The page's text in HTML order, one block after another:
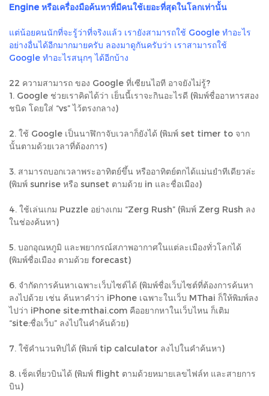
Engine หรือเครื่องมือค้นหาที่มีคนใช้เยอะที่สุดในโลกเท่านั้น
แต่น้อยคนนักที่จะรู้ว่าที่จริงแล้ว เรายังสามารถใช้ Google ทำอะไร
อย่างอื่นได้อีกมากมายครับ ลองมาดูกันครับว่า เราสามารถใช้
Google ทำอะไรสนุกๆ ได้อีกบ้าง
22 ความสามารถ ของ Google ที่เซียนไอที อาจยังไม่รู้?
1. Google ช่วยเราคิดได้ว่า เย็นนี้เราจะกินอะไรดี (พิมพ์ชื่ออาหารสอง
ชนิด โดยใส่ “vs” ไว้ตรงกลาง)
2. ใช้ Google เป็นนาฬิกาจับเวลาก็ยังได้ (พิมพ์ set timer to จาก
นั้นตามด้วยเวลาที่ต้องการ)
3. สามารถบอกเวลาพระอาทิตย์ขึ้น หรืออาทิตย์ตกได้แม่นยำทีเดียวล่ะ
(พิมพ์ sunrise หรือ sunset ตามด้วย in และชื่อเมือง)
4. ใช้เล่นเกม Puzzle อย่างเกม “Zerg Rush” (พิมพ์ Zerg Rush ลง
ในช่องค้นหา)
5. บอกอุณหภูมิ และพยากรณ์สภาพอากาศในแต่ละเมืองทั่วโลกได้
(พิมพ์ชื่อเมือง ตามด้วย forecast)
6. จำกัดการค้นหาเฉพาะเว็บไซต์ได้ (พิมพ์ชื่อเว็บไซต์ที่ต้องการค้นหา
ลงไปด้วย เช่น ค้นหาคำว่า iPhone เฉพาะในเว็บ MThai ก็ให้พิมพ์ลง
ไปว่า iPhone site:mthai.com คืออยากหาในเว็บไหน ก็เติม
“site:ชื่อเว็บ” ลงไปในคำค้นด้วย)
7. ใช้คำนวนทิปได้ (พิมพ์ tip calculator ลงไปในคำค้นหา)
8. เช็คเที่ยวบินได้ (พิมพ์ flight ตามด้วยหมายเลขไฟล์ท และสายการ
บิน)